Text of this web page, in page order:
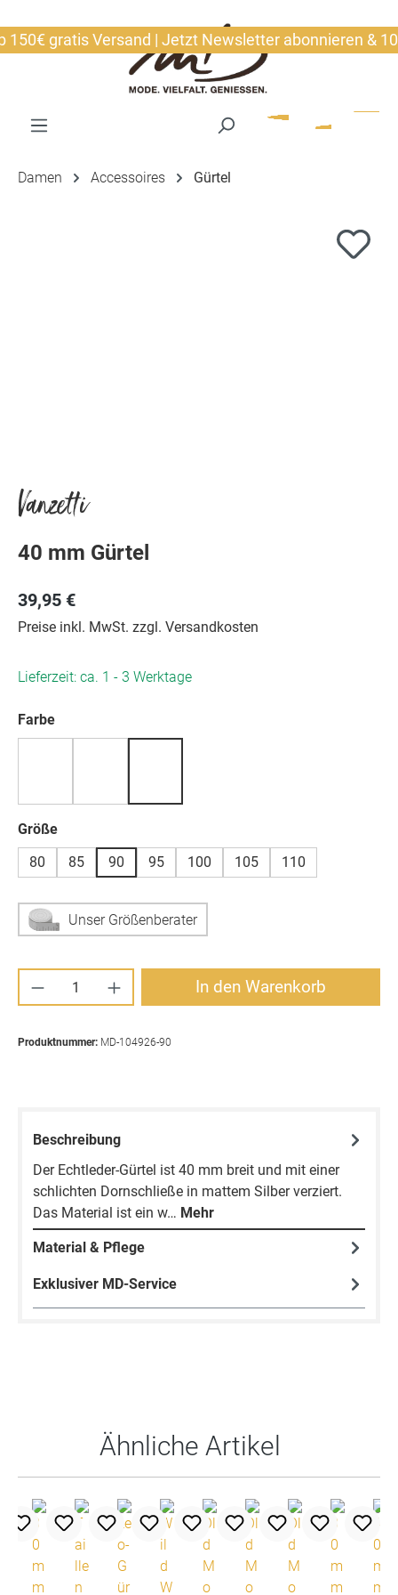
gratis Versand | Jetzt Newsletter abonnieren &
Damen Accessoires Gürtel
Vanzetti
40 mm Gürtel
39,95 €
Preise inkl. MwSt. zzgl. Versandkosten
Lieferzeit: ca. 1 - 3 Werktage
Farbeauswählen
Größeauswählen
80
85 90 95 100 105 110
Unser Größenberater
Produkt Anzahl: Gib den gewünschten
In den Warenkorb
Produktnummer: MD-104926-90
Beschreibung
Der Echtleder-Gürtel ist 40 mm breit und mit einer
schlichten Dornschließe in mattem Silber verziert.
Das Material ist ein w… Mehr
Material & Pflege
Exklusiver MD-Service
Ähnliche Artikel